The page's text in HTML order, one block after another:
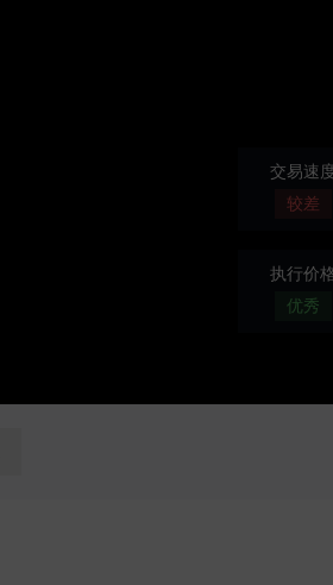
交易速
较差
执行价
优秀